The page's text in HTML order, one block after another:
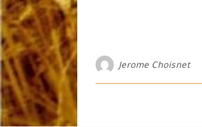
Jerome Choisnet